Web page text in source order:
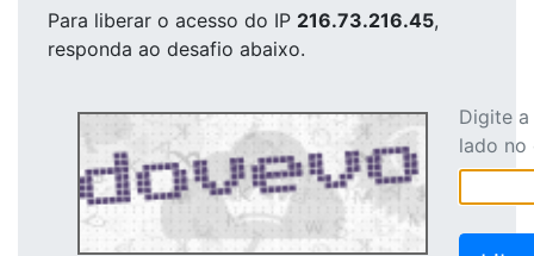
Para liberar o acesso do IP 216.73.216.45,
responda ao desafio abaixo.
Digite
lado no